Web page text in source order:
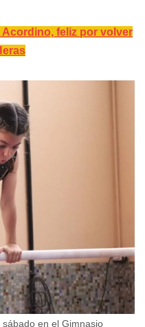
Acordino, feliz por volver
en el Gimnasio